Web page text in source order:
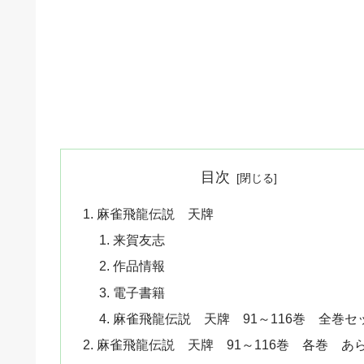
目次
麻雀飛龍伝説 天牌
来賀友志
作品情報
電子書籍
麻雀飛龍伝説 天牌 91～116巻 全巻セ
麻雀飛龍伝説 天牌 91～116巻 各巻 あ